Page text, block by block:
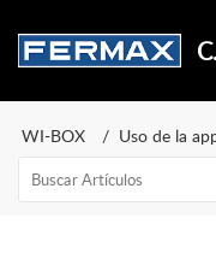
WI-BOX Uso de la